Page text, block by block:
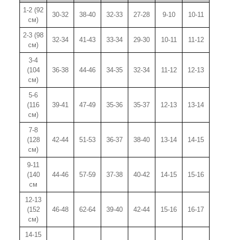
1-2 (92
см)
30-32 38-40 32-33 27-28 9-10 10-11
2-3 (98
см)
32-34 41-43 33-34 29-30 10-11 11-12
3-4
(104
см)
36-38 44-46 34-35 32-34 11-12 12-13
5-6
(116
см)
39-41 47-49 35-36 35-37 12-13 13-14
7-8
(128
см)
42-44 51-53 36-37 38-40 13-14 14-15
9-11
(140
см
44-46 57-59 37-38 40-42 14-15 15-16
12-13
(152
см)
46-48 62-64 39-40 42-44 15-16 16-17
14-15